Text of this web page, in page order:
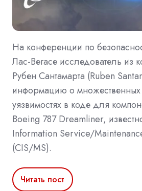
На конференции по
Лас-Вегасе исследователь из
Рубен Сантамарта (Ruben
информацию о множественных
уязвимостях в коде для
Boeing 787 Dreamliner,
Information Service/
(CIS/MS).
Читать пост